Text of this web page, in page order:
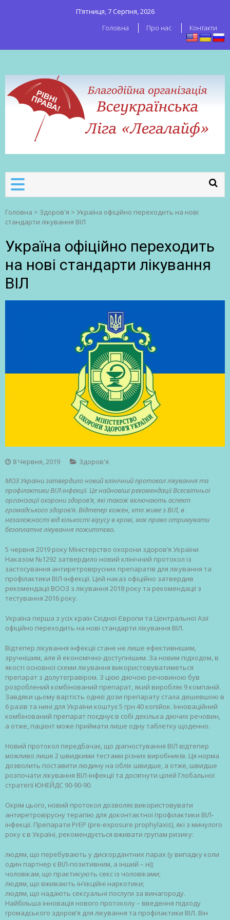
П’ятниця, 7 Серпня, 2026
Головна
Про нас Контакти
робітників
Головна > Здоров'я > Україна офіційно переходить на нові
стандарти лікування ВІЛ
Україна офіційно переходить
на нові стандарти лікування
ВІЛ
8 Червня, 2019 Здоров'я
МОЗ України затвердило новий клінічний протокол лікування та
профілактики ВІЛ-інфекції. Це найновіші рекомендації Всесвітньої
організації охорони здоров’я, які також включають аспект
громадського здоров’я. Відтепер кожен, хто живе з ВІЛ, в
незалежності від кількості вірусу в крові, має право отримувати
безоплатне лікування пожиттєво.
5 червня 2019 року Міністерство охорони здоров’я України
Наказом №1292 затвердило новий клінічний протокол із
застосування антиретровірусних препаратів для лікування та
профілактики ВІЛ-інфекції. Цей наказ офіційно затвердив
рекомендації ВООЗ з лікування 2018 року та рекомендації з
тестування 2016 року.
Україна перша з усіх країн Східної Європи та Центральної Азії
офіційно переходить на нові стандарти лікування ВІЛ.
Відтепер лікування інфекції стане не лише ефективнішим,
зручнішим, але й економічно-доступнішим. За новим підходом, в
якості основної схеми лікування використовуватиметься
препарат з долутегравіром. З цією діючою речовиною був
розроблений комбінований препарат, який виробляє 9 компаній.
Завдяки цьому вартість однієї дози препарату стала дешевшою в
6 разів та нині для України коштує 5 грн 40 копійок. Інноваційний
комбінований препарат поєднує в собі декілька діючих речовин,
а отже, пацієнт може приймати лише одну таблетку щоденно.
Новий протокол передбачає, що діагностування ВІЛ відтепер
можливо лише 2 швидкими тестами різних виробників. Ця норма
дозволить поставити людину на облік швидше, а отже, швидше
розпочати лікування ВІЛ-інфекції та досягнути цілей Глобальної
стратегії ЮНЕЙДС 90-90-90.
Окрім цього, новий протокол дозволяє використовувати
антиретровірусну терапію для доконтактної профілактики ВІЛ-
інфекції. Препарати PrEP (pre-exposure prophylaxis), які з минулого
року є в Україні, рекомендується вживати групам ризику:
людям, що перебувають у дискордантних парах (у випадку коли
один партнер є ВІЛ-позитивним, а інший – ні);
чоловікам, що практикують секс із чоловіками;
людям, що вживають ін’єкційні наркотики;
людям, що надають сексуальні послуги за винагороду.
Найбільша інновація нового протоколу – введення підходу
громадського здоров’я для лікування та профілактики ВІЛ. Він